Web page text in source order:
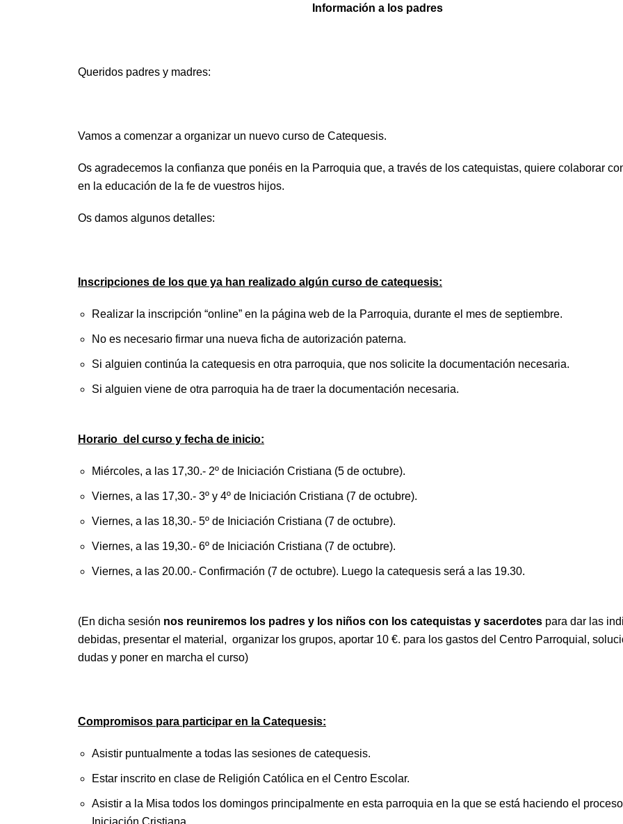
Información a los padres
Queridos padres y madres:
Vamos a comenzar a organizar un nuevo curso de Catequesis.
Os agradecemos la confianza que ponéis en la Parroquia que, a través de los catequistas, quiere colaborar
en la educación de la fe de vuestros hijos.
Os damos algunos detalles:
Inscripciones de los que ya han realizado algún curso de catequesis:
Realizar la inscripción “online” en la página web de la Parroquia, durante el mes de septiembre.
No es necesario firmar una nueva ficha de autorización paterna.
Si alguien continúa la catequesis en otra parroquia, que nos solicite la documentación necesaria.
Si alguien viene de otra parroquia ha de traer la documentación necesaria.
Horario del curso y fecha de inicio:
Miércoles, a las 17,30.- 2º de Iniciación Cristiana (5 de octubre).
Viernes, a las 17,30.- 3º y 4º de Iniciación Cristiana (7 de octubre).
Viernes, a las 18,30.- 5º de Iniciación Cristiana (7 de octubre).
Viernes, a las 19,30.- 6º de Iniciación Cristiana (7 de octubre).
Viernes, a las 20.00.- Confirmación (7 de octubre). Luego la catequesis será a las 19.30.
(En dicha sesión nos reuniremos los padres y los niños con los catequistas y sacerdotes para dar las
debidas, presentar el material, organizar los grupos, aportar 10 €. para los gastos del Centro Parroquial,
dudas y poner en marcha el curso)
Compromisos para participar en la Catequesis:
Asistir puntualmente a todas las sesiones de catequesis.
Estar inscrito en clase de Religión Católica en el Centro Escolar.
Asistir a la Misa todos los domingos principalmente en esta parroquia en la que se está haciendo el
Iniciación Cristiana.